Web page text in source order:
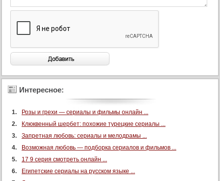
98 серия
102 серия
103 серия
104 серия
105 серия
Интересное:
Розы и грехи — сериалы и фильмы онлайн ...
Клюквенный шербет: похожие турецкие сериалы ...
Запретная любовь: сериалы и мелодрамы ...
Возможная любовь — подборка сериалов и фильмов ...
17 9 серия смотреть онлайн ...
Египетские сериалы на русском языке ...